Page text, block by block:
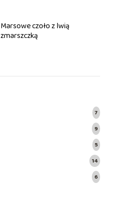
Marsowe czoło z lwią
zmarszczką
7
9
5
14
6